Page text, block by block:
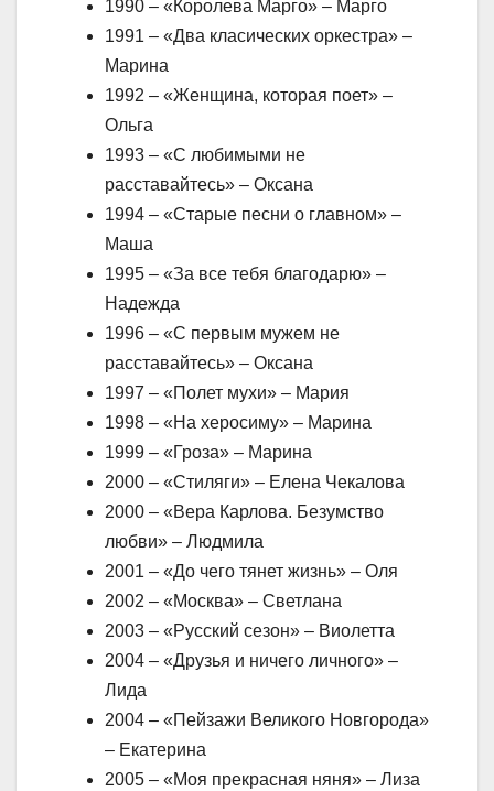
1990 – «Королева Марго» – Марго
1991 – «Два класических оркестра» –
Марина
1992 – «Женщина, которая поет» –
Ольга
1993 – «С любимыми не
расставайтесь» – Оксана
1994 – «Старые песни о главном» –
Маша
1995 – «За все тебя благодарю» –
Надежда
1996 – «С первым мужем не
расставайтесь» – Оксана
1997 – «Полет мухи» – Мария
1998 – «На херосиму» – Марина
1999 – «Гроза» – Марина
2000 – «Стиляги» – Елена Чекалова
2000 – «Вера Карлова. Безумство
любви» – Людмила
2001 – «До чего тянет жизнь» – Оля
2002 – «Москва» – Светлана
2003 – «Русский сезон» – Виолетта
2004 – «Друзья и ничего личного» –
Лида
2004 – «Пейзажи Великого Новгорода»
– Екатерина
2005 – «Моя прекрасная няня» – Лиза